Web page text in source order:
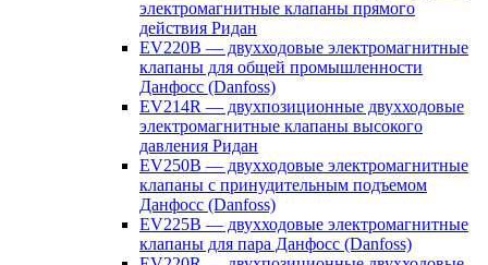
электромагнитные клапаны прямого
действия Ридан
EV220B — двухходовые электромагнитные
клапаны для общей промышленности
Данфосс (Danfoss)
EV214R — двухпозиционные двухходовые
электромагнитные клапаны высокого
давления Ридан
EV250B — двухходовые электромагнитные
клапаны с принудительным подъемом
Данфосс (Danfoss)
EV225B — двухходовые электромагнитные
клапаны для пара Данфосс (Danfoss)